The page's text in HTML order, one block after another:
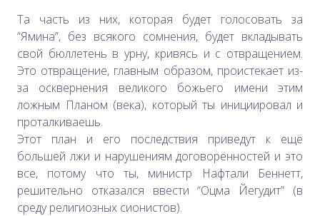
Та часть из них, которая будет голосовать за
“Ямина”, без всякого сомнения, будет вкладывать
свой бюллетень в урну, кривясь и с отвращением.
Это отвращение, главным образом, проистекает из-
за осквернения великого божьего имени этим
ложным Планом (века), который ты инициировал и
проталкиваешь.
Этот план и его последствия приведут к ещё
большей лжи и нарушениям договорённостей и это
все, потому что ты, министр Нафтали Беннетт,
решительно отказался ввести “Оцма Йегудит” (в
среду религиозных сионистов).